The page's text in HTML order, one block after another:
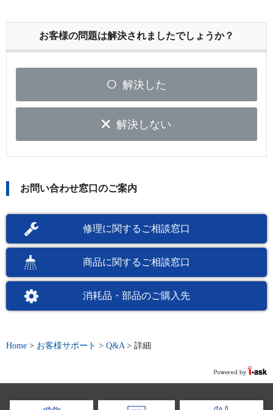
お客様の問題は解決されましたでしょうか？
解決した
解決しない
お問い合わせ窓口のご案内
修理に関するご相談窓口
商品に関するご相談窓口
消耗品・部品のご購入先
Home > お客様サポート > Q&A > 詳細